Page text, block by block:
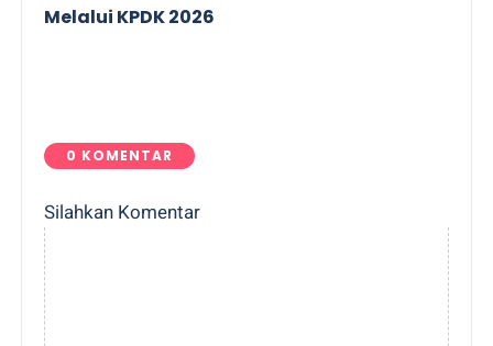
Melalui KPDK 2026
0 KOMENTAR
Silahkan Komentar